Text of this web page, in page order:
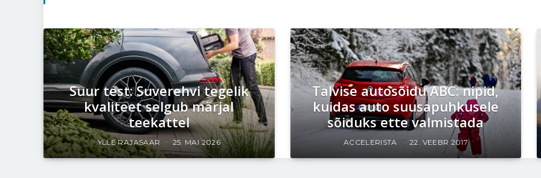
Suur test: Suverehvi tegelik
kvaliteet selgub märjal
teekattel
YLLE RAJASAAR 25. MAI 2026
Talvise autosõidu ABC: nipid,
kuidas auto suusapuhkusele
sõiduks ette valmistada
ACCELERISTA 22. VEEBR 2017